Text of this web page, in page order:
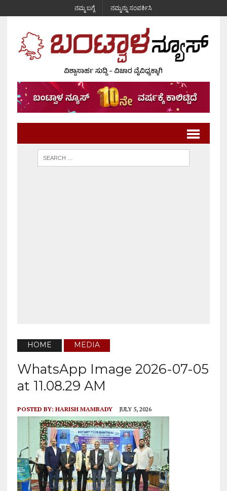
ನಮ್ಮ ಬಗ್ಗೆ ನಮ್ಮನ್ನು ಸಂಪರ್ಕಿಸಿ
HOME MEDIA
WhatsApp Image 2026-07-05
at 11.08.29 AM
POSTED BY: HARISH MAMBADY JULY 5, 2026